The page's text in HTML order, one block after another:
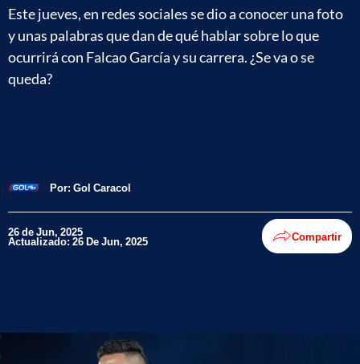
Este jueves, en redes sociales se dio a conocer una foto
y unas palabras que dan de qué hablar sobre lo que
ocurrirá con Falcao García y su carrera. ¿Se va o se
queda?
Por: Gol Caracol
26 de Jun, 2025
Actualizado: 26 De Jun, 2025 Compartir